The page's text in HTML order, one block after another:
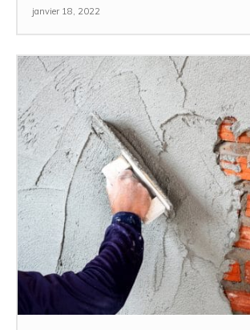
janvier 18, 2022